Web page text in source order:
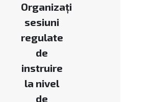
Organizați
sesiuni
regulate
de
instruire
la nivel
de